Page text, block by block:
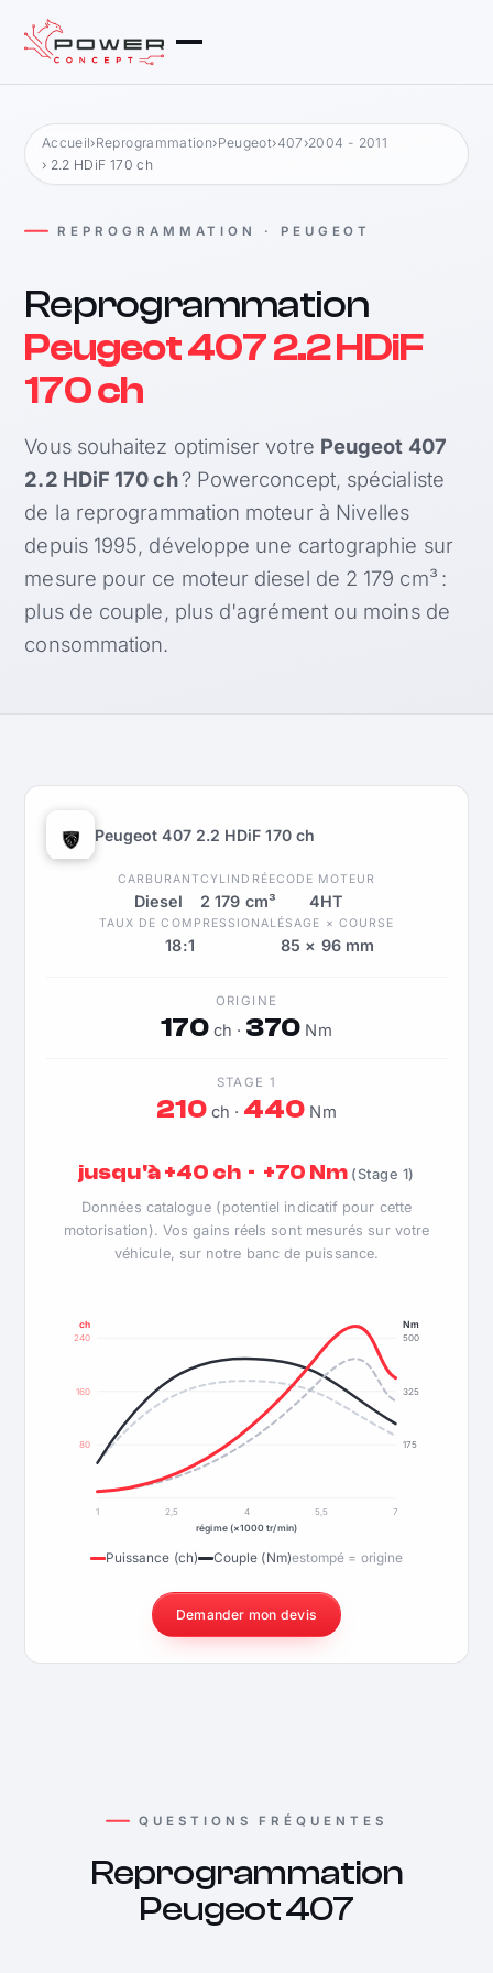
Accueil›Reprogrammation›Peugeot›407 ›2004 - 2011
› 2.2 HDiF 170 ch
REPROGRAMMATION · PEUGEOT
Reprogrammation
Peugeot 407 2.2 HDiF
170 ch
Vous souhaitez optimiser votre Peugeot 407
2.2 HDiF 170 ch? Powerconcept, spécialiste
de la reprogrammation moteur à Nivelles
depuis 1995, développe une cartographie sur
mesure pour ce moteur diesel de 2 179 cm³ :
plus de couple, plus d'agrément ou moins de
consommation.
Peugeot 407 2.2 HDiF 170 ch
CARBURANT
Diesel
CYLINDRÉE
2 179 cm³
CODE MOTEUR
4HT
TAUX DE COMPRESSION
18:1
ALÉSAGE × COURSE
85 × 96 mm
ORIGINE
170ch · 370 Nm
STAGE 1
210ch · 440 Nm
jusqu'à +40 ch · +70 Nm (Stage 1)
Données catalogue (potentiel indicatif pour cette
motorisation). Vos gains réels sont mesurés sur votre
véhicule, sur notre banc de puissance.
80
160
240
175
325
500
ch Nm
1 2,5 4 5,5
7
régime (×1000 tr/min)
Puissance (ch) Couple (Nm)estompé = origine
Demander mon devis
QUESTIONS FRÉQUENTES
Reprogrammation
Peugeot 407